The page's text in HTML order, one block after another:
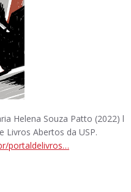
Helena Souza Patto (2022) l
Livros Abertos da USP.
portaldelivros…